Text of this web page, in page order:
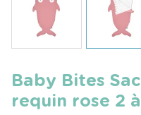
Baby Bites
requin rose 2